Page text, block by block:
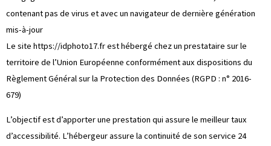
contenant pas de virus et avec un navigateur de dernière génération
mis-à-jour
Le site https://idphoto17.frest hébergé chez un prestataire sur le
territoire de l’Union Européenne conformément aux dispositions du
Règlement Général sur la Protection des Données (RGPD : n° 2016-
679)
L’objectif est d’apporter une prestation qui assure le meilleur taux
d’accessibilité. L’hébergeur assure la continuité de son service 24